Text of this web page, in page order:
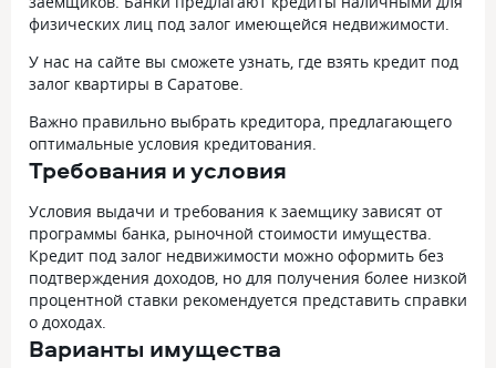
физических лиц под залог имеющейся недвижимости.
У нас на сайте вы сможете узнать, где взять кредит под
залог квартиры в Саратове.
Важно правильно выбрать кредитора, предлагающего
оптимальные условия кредитования.
Требования и условия
Условия выдачи и требования к заемщику зависят от
программы банка, рыночной стоимости имущества.
Кредит под залог недвижимости можно оформить без
подтверждения доходов, но для получения более низкой
процентной ставки рекомендуется представить справки
о доходах.
Варианты имущества